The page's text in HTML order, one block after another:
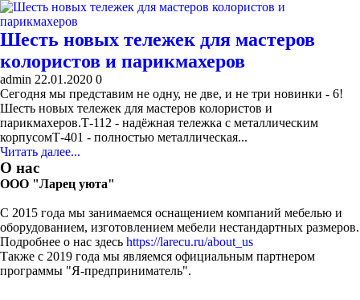
Шесть новых тележек для мастеров
колористов и парикмахеров
admin 22.01.2020 0
Сегодня мы представим не одну, не две, и не три новинки - 6!
Шесть новых тележек для мастеров колористов и
парикмахеров.Т-112 - надёжная тележка с металлическим
корпусомТ-401 - полностью металлическая...
Читать далее...
О нас
ООО "Ларец уюта"
С 2015 года мы занимаемся оснащением компаний мебелью и
оборудованием, изготовлением мебели нестандартных размеров.
Подробнее о нас здесь https://larecu.ru/about_us
Также с 2019 года мы являемся официальным партнером
программы "Я-предприниматель".